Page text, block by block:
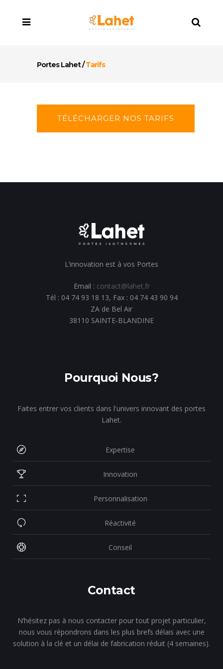
Portes Lahet/Tarifs
TÉLÉCHARGER NOS TARIFS
L’innovation est à vos Portes
Email : contact@lahet.fr
Tél : 04 74 93 18 13, Fax : 04 74 43 90 94
ZA de Bel Air
38110 SAINTE-BLANDINE
Pourquoi Nous?
Faites entrer vos clients dans l'univers innovant des portes
Lahet.
Expertise
Innovation
Personnalisation
Réactivité
Conseil
Contact
N’hésitez pas à nous contacter pour tout projet particulier,
nous vous répondrons dans les plus brefs délais avec une
solution à la clé et un délai de fabrication réduit (4 semaines).